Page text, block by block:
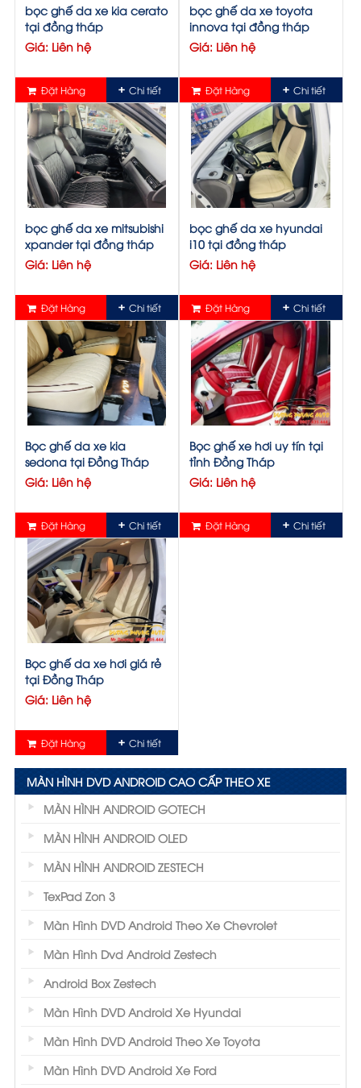
bọc ghế da xe kia cerato
tại đồng tháp
Giá: Liên hệ
Đặt Hàng Chi tiết
bọc ghế da xe toyota
innova tại đồng tháp
Giá: Liên hệ
Đặt Hàng Chi tiết
bọc ghế da xe mitsubishi
xpander tại đồng tháp
Giá: Liên hệ
Đặt Hàng Chi tiết
bọc ghế da xe hyundai
i10 tại đồng tháp
Giá: Liên hệ
Đặt Hàng Chi tiết
Bọc ghế da xe kia
sedona tại Đồng Tháp
Giá: Liên hệ
Đặt Hàng Chi tiết
Bọc ghế xe hơi uy tín tại
tỉnh Đồng Tháp
Giá: Liên hệ
Đặt Hàng Chi tiết
Bọc ghế da xe hơi giá rẻ
tại Đồng Tháp
Giá: Liên hệ
Đặt Hàng Chi tiết
MÀN HÌNH DVD ANDROID CAO CẤP THEO XE
MÀN HÌNH ANDROID GOTECH
MÀN HÌNH ANDROID OLED
MÀN HÌNH ANDROID ZESTECH
TexPad Zon 3
Màn Hình DVD Android Theo Xe Chevrolet
Màn Hình Dvd Android Zestech
Android Box Zestech
Màn Hình DVD Android Xe Hyundai
Màn Hình DVD Android Theo Xe Toyota
Màn Hình DVD Android Xe Ford